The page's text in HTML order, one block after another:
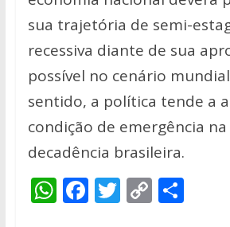
sua trajetória de semi-
recessiva diante de sua
possível no cenário
sentido, a política tende a
condição de emergência
decadência brasileira.
W F T C S